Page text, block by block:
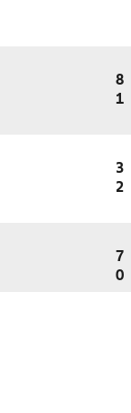
8
1
3
2
7
0